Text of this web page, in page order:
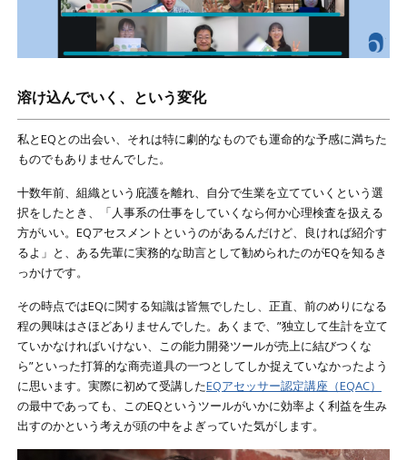
溶け込んでいく、という変化
私とEQとの出会い、それは特に劇的なものでも運命的な予感に満ちた
ものでもありませんでした。
十数年前、組織という庇護を離れ、自分で生業を立てていくという選
択をしたとき、「人事系の仕事をしていくなら何か心理検査を扱える
方がいい。EQアセスメントというのがあるんだけど、良ければ紹介す
るよ」と、ある先輩に実務的な助言として勧められたのがEQを知るき
っかけです。
その時点ではEQに関する知識は皆無でしたし、正直、前のめりになる
程の興味はさほどありませんでした。あくまで、”独立して生計を立て
ていかなければいけない、この能力開発ツールが売上に結びつくな
ら”といった打算的な商売道具の一つとしてしか捉えていなかったよう
に思います。実際に初めて受講したEQアセッサー認定講座（EQAC）
の最中であっても、このEQというツールがいかに効率よく利益を生み
出すのかという考えが頭の中をよぎっていた気がします。